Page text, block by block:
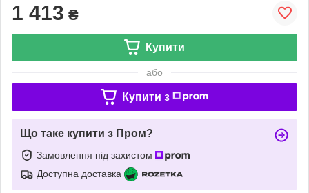
1 413 ₴
Купити
або
Купити з
Що таке купити з Пром?
Замовлення під захистом
Доступна доставка